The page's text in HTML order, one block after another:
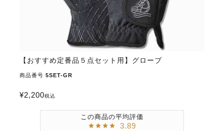
【おすすめ定番品５点セット用】グローブ
商品番号 5SET-GR
¥2,200税込
3.89